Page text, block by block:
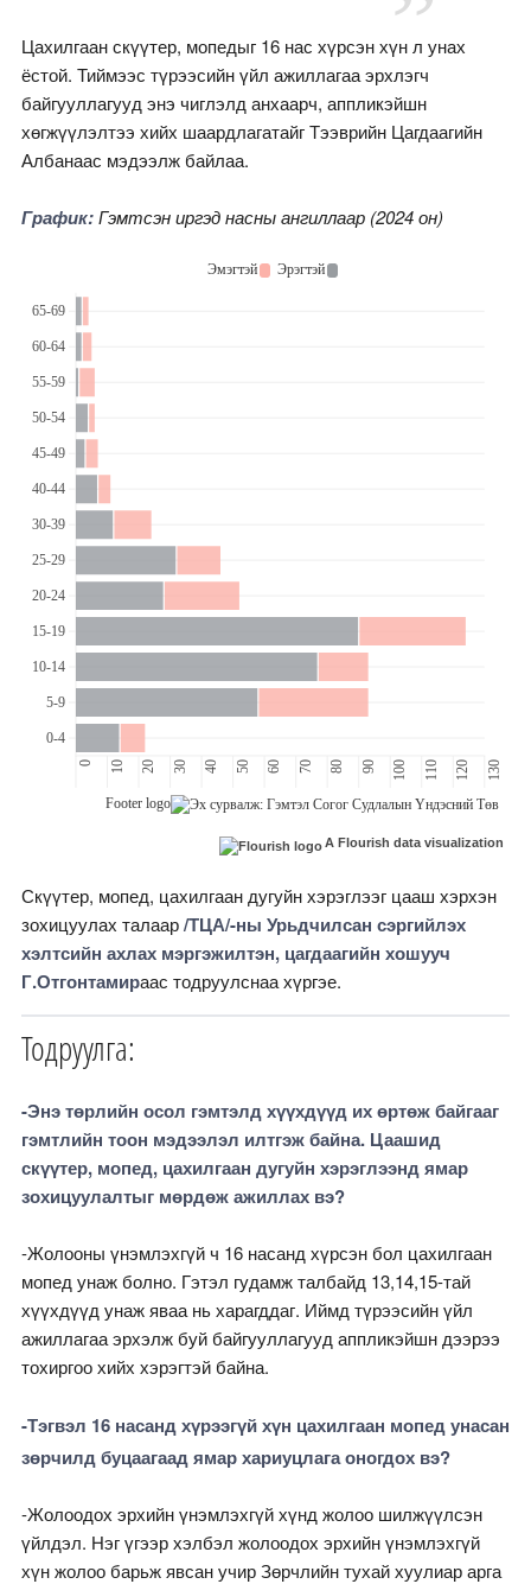
Цахилгаан скүүтер, мопедыг 16 нас хүрсэн хүн л унах
ёстой. Тиймээс түрээсийн үйл ажиллагаа эрхлэгч
байгууллагууд энэ чиглэлд анхаарч, аппликэйшн
хөгжүүлэлтээ хийх шаардлагатайг Тээврийн Цагдаагийн
Албанаас мэдээлж байлаа.
График:Гэмтсэн иргэд насны ангиллаар (2024 он)
A Flourish data visualization
Скүүтер, мопед, цахилгаан дугуйн хэрэглээг цааш хэрхэн
зохицуулах талаар/ТЦА/-ны Урьдчилсан сэргийлэх
хэлтсийн ахлах мэргэжилтэн, цагдаагийн хошууч
Г.Отгонтамираас тодруулснаа хүргэе.
Тодруулга:
-Энэ төрлийн осол гэмтэлд хүүхдүүд их өртөж байгааг
гэмтлийн тоон мэдээлэл илтгэж байна. Цаашид
скүүтер, мопед, цахилгаан дугуйн хэрэглээнд ямар
зохицуулалтыг мөрдөж ажиллах вэ?
-Жолооны үнэмлэхгүй ч 16 насанд хүрсэн бол цахилгаан
мопед унаж болно. Гэтэл гудамж талбайд 13,14,15-тай
хүүхдүүд унаж яваа нь харагддаг. Иймд түрээсийн үйл
ажиллагаа эрхэлж буй байгууллагууд аппликэйшн дээрээ
тохиргоо хийх хэрэгтэй байна.
-Тэгвэл 16 насанд хүрээгүй хүн цахилгаан мопед унасан
зөрчилд буцаагаад ямар хариуцлага оногдох вэ?
-Жолоодох эрхийн үнэмлэхгүй хүнд жолоо шилжүүлсэн
үйлдэл. Нэг үгээр хэлбэл жолоодох эрхийн үнэмлэхгүй
хүн жолоо барьж явсан учир Зөрчлийн тухай хуулиар арга